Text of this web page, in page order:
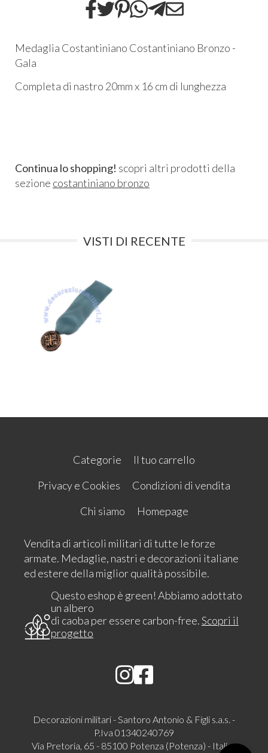
Medaglia Costantiniano Costantiniano Bronzo -
Gala
Completa di nastro 20mm x 16 cm di lunghezza
Continua lo shopping! scopri altri prodotti della
sezione costantiniano bronzo
VISTI DI RECENTE
Categorie
Il tuo carrello
Privacy e Cookies
Condizioni di vendita
Chi siamo
Homepage
Vendita di articoli militari di tutte le forze
armate. Medaglie, nastri e decorazioni italiane
ed estere della miglior qualità possibile.
Questo eshop è green! Abbiamo adottato
un albero
di caoba per essere carbon-free.Scopri il
progetto
Decorazioni militari - Santoro Antonio & Figli s.a.s. -
P.Iva 01340240769
Via Pretoria, 65 - 85100 Potenza (Potenza) - Italia -